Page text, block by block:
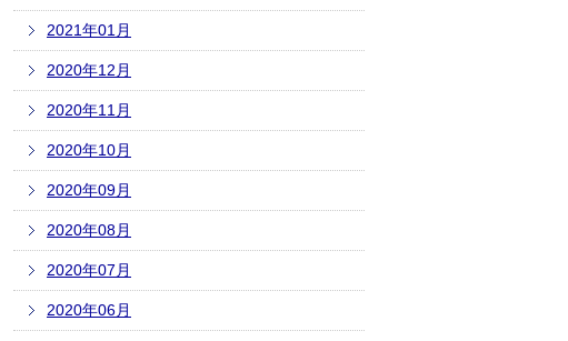
2021年01月
2020年12月
2020年11月
2020年10月
2020年09月
2020年08月
2020年07月
2020年06月